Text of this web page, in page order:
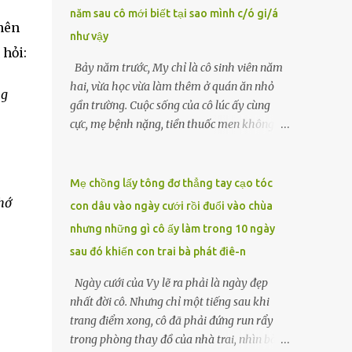
hỏi:
lặng căng thẳng. “Ông Hòa đã ủy quyền cho
tôi xử lý những việc này sau khi ông mất.
Luật sư đặt tay lên tập giấy tờ được buộc gọn
gàng, ánh mắt sắc lẹm lướt qua Nam và
Hạnh. LUẬT SƯ Mặc dù ông Hòa không để
lại di chúc công khai nào, nhưng có một văn
năm sau cô mới biết tại sao mình c/ó gi/á
như vậy
Bảy năm trước, My chỉ là cô sinh viên năm
hai, vừa học vừa làm thêm ở quán ăn nhỏ
gần trường. Cuộc sống của cô lúc ấy cùng
cực, mẹ bệnh nặng, tiền thuốc men không
bát, người quản lý gọi My ra. Có vị khách
muốn gặp. Đó là người đàn ông trung niên
mắt chất chứa mệt mỏi. Sau vài câu hỏi
ngắn gọn về hoàn cảnh, ông đẩy chiếc
phong bì dày cộm về phía cô. “Tôi muốn em
ở cùng tôi đêm nay. Một tỷ, đủ để cứu mẹ
em.”My run rẩy. Cô chưa từng nghĩ sẽ phải
đánh đổi bản thân, nhưng cũng không thể
Mẹ chồng lấy tông đơ thẳng tay cạo tóc
con dâu vào ngày cưới rồi đuổi vào chùa
nhưng những gì cô ấy làm trong 10 ngày
sau đó khiến con trai bà phát điê-n
Ngày cưới của Vy lẽ ra phải là ngày đẹp
nhất đời cô. Nhưng chỉ một tiếng sau khi
trang điểm xong, cô đã phải đứng run rẩy
trong phòng thay đồ của nhà trai, nhìn bà